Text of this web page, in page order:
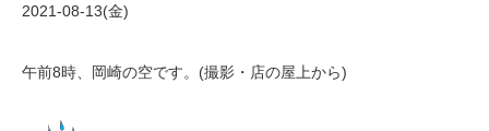
2021-08-13(金)
午前8時、岡崎の空です。(撮影・店の屋上から)